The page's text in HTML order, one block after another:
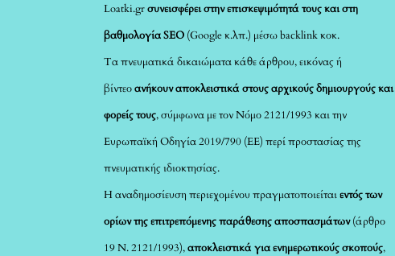
Loatki.grσυνεισφέρει στην επισκεψιμότητά τους και στη
βαθμολογία SEO (Google κ.λπ.) μέσω backlink κοκ.
Τα πνευματικά δικαιώματα κάθε άρθρου, εικόνας ή
βίντεοανήκουν αποκλειστικά στους αρχικούς δημιουργούς και
φορείς τους, σύμφωνα με τον Νόμο 2121/1993 και την
Ευρωπαϊκή Οδηγία 2019/790 (ΕΕ) περί προστασίας της
πνευματικής ιδιοκτησίας.
Η αναδημοσίευση περιεχομένου πραγματοποιείταιεντός των
ορίων της επιτρεπόμενης παράθεσης αποσπασμάτων(άρθρο
19 Ν. 2121/1993),αποκλειστικά για ενημερωτικούς σκοπούς,